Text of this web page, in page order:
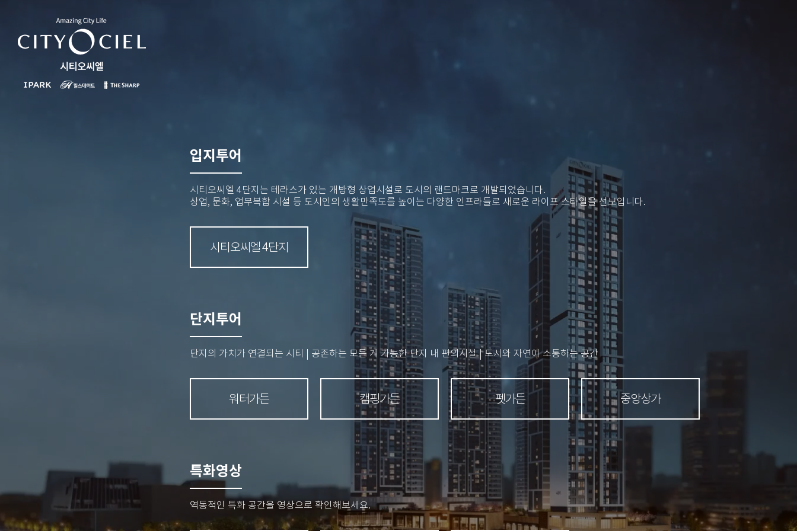
입지투어
시티오씨엘 4단지는 테라스가 있는 개방형 상업시설로 도시의 랜드마크로 개발되었습니다.
상업, 문화, 업무복합 시설 등 도시인의 생활만족도를 높이는 다양한 인프라들로 새로운 라이프 스타일을 선보입니다.
시티오씨엘 4단지
단지투어
단지의 가치가 연결되는 시티 | 공존하는 모든 게 가능한 단지 내 편의시설 | 도시와 자연이 소통하는 공간
워터가든 캠핑가든 펫가든 중앙상가
특화영상
역동적인 특화 공간을 영상으로 확인해보세요.